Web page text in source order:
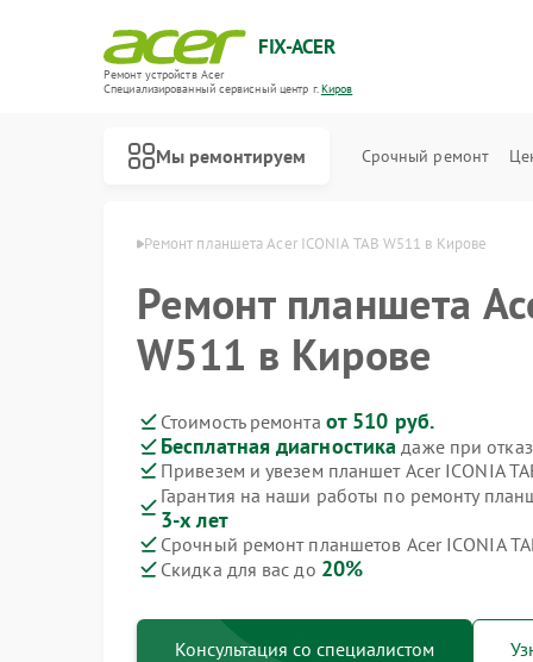
FIX-ACER
Ремонт устройств Acer
Специализированный cервисный центр г.Киров
Мы ремонтируем Срочный ремонт
Ремонт планшета Acer ICONIA TAB W511 в Кирове
Ремонт планшета
W511 в Кирове
Стоимость ремонта от 510 руб.
Бесплатная диагностика даже при
Привезем и увезем планшет Acer ICONIA
Гарантия на наши работы по ремонту
3-х лет
Срочный ремонт планшетов Acer ICONIA
Скидка для вас до 20%
Консультация со специалистом